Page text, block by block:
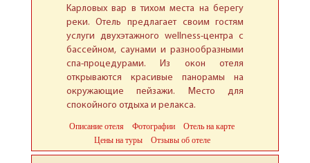
Карловых вар в тихом места на берегу
реки. Отель предлагает своим гостям
услуги двухэтажного wellness-центра с
бассейном, саунами и разнообразными
спа-процедурами. Из окон отеля
открываются красивые панорамы на
окружающие пейзажи. Место для
спокойного отдыха и релакса.
Описание отеля Фотографии
Отель на карте
Цены на туры
Отзывы об отеле